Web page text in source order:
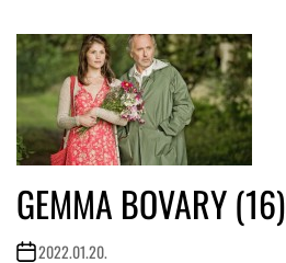
GEMMA BOVARY (16)
2022.01.20.